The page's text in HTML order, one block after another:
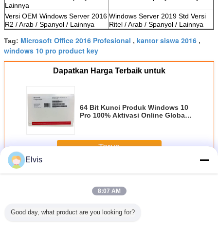
Lainnya
Versi OEM Windows Server 2016
R2 / Arab / Spanyol / Lainnya
Windows Server 2019 Std Versi
Ritel / Arab / Spanyol / Lainnya
Tag: Microsoft Office 2016 Profesional , kantor siswa 2016 ,
windows 10 pro product key
Dapatkan Harga Terbaik untuk
64 Bit Kunci Produk Windows 10
Pro 100% Aktivasi Online Global
Terus
LebihPerangkat lunak lainnya
Elvis
8:07 AM
Good day, what product are you looking for?